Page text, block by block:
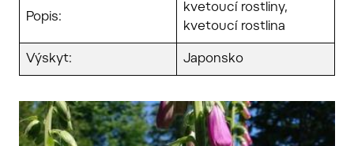
Popis:
kvetoucí rostliny,
kvetoucí rostlina
Výskyt: Japonsko